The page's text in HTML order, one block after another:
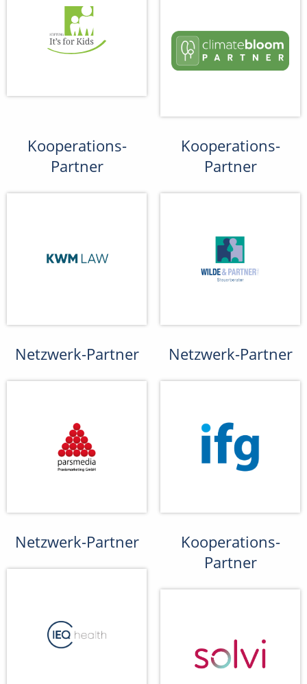
Kooperations-
Partner
Kooperations-
Partner
Netzwerk-Partner Netzwerk-Partner
Netzwerk-Partner
Kooperations-
Partner